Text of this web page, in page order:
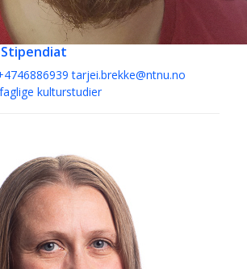
Stipendiat
tarjei.brekke@ntnu.no
kulturstudier